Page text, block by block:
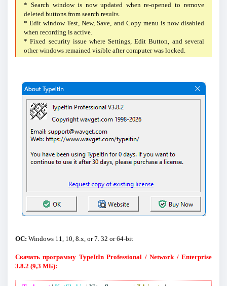
* Search window is now updated when re-opened to remove
deleted buttons from search results.
* Edit window Test, New, Save, and Copy menu is now disabled
when recording is active.
* Fixed security issue where Settings, Edit Button, and several
other windows remained visible after computer was locked.
ОС: Windows 11, 10, 8.x, or 7. 32 or 64-bit
Скачать программу TypeItIn Professional / Network / Enterprise
3.8.2 (9,3 МБ):